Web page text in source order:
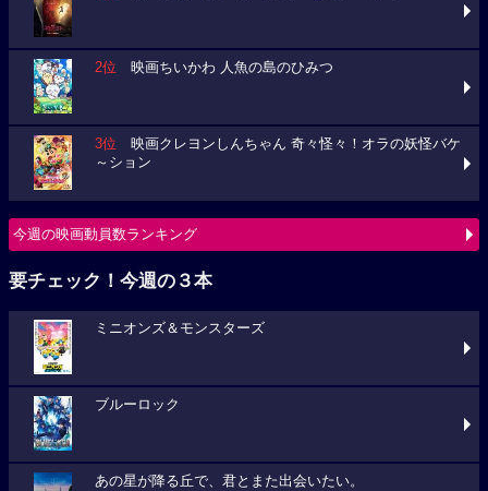
2位 映画ちいかわ 人魚の島のひみつ
3位 映画クレヨンしんちゃん 奇々怪々！オラの妖怪バケ
～ション
今週の映画動員数ランキング
要チェック！今週の３本
ミニオンズ＆モンスターズ
ブルーロック
あの星が降る丘で、君とまた出会いたい。